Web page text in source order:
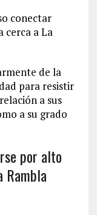
conectar
cerca a La
de la
para resistir
a sus
a su grado
por alto
Rambla